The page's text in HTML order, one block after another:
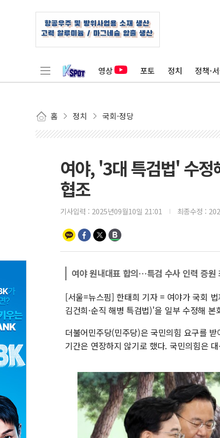
영상 포토 정치 정책·
홈 정치 국회·정당
여야, '3대 특검법' 수
협조
기사입력 : 2025년09월10일 21:01 최종수정 :
여야 원내대표 합의…특검 수사 인력 증원
[서울=뉴스핌] 한태희 기자 = 여야가 국회
김건희·순직 해병 특검법)'을 일부 수정해
더불어민주당(민주당)은 국민의힘 요구를
기간은 연장하지 않기로 했다. 국민의힘은